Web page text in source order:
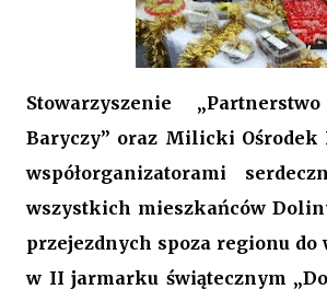
dotychczasowa wiceprzewodnicząca.
Stowarzyszenie
Baryczy” oraz Milicki Ośrodek
współorganizatorami
wszystkich mieszkańców
przejezdnych spoza regionu do
w II jarmarku świątecznym